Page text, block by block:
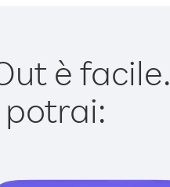
è facile.